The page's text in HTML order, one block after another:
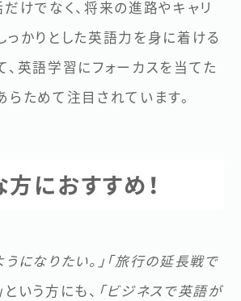
だけでなく、将来の進路やキャリ
っかりとした英語力を身に着ける
、英語学習にフォーカスを当てた
らためて注目されています。
におすすめ！
になりたい。」「旅行の延長戦で
という方にも、 「ビジネスで英語が